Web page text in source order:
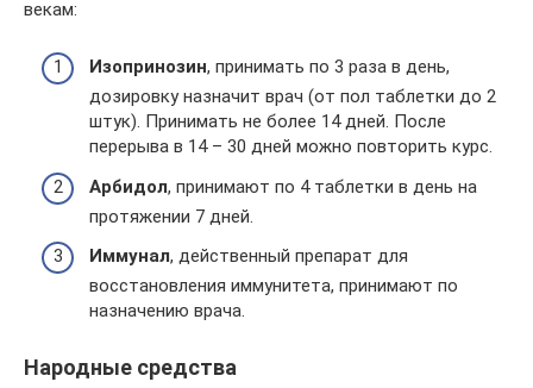
векам:
Изопринозин, принимать по 3 раза в день,
дозировку назначит врач (от пол таблетки до 2
штук). Принимать не более 14 дней. После
перерыва в 14 – 30 дней можно повторить курс.
Арбидол, принимают по 4 таблетки в день на
протяжении 7 дней.
Иммунал, действенный препарат для
восстановления иммунитета, принимают по
назначению врача.
Народные средства